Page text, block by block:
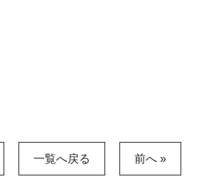
一覧へ戻る 前へ »